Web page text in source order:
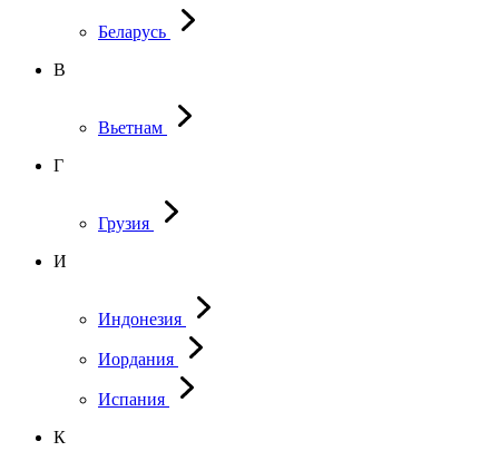
Беларусь
В
Вьетнам
Г
Грузия
И
Индонезия
Иордания
Испания
К